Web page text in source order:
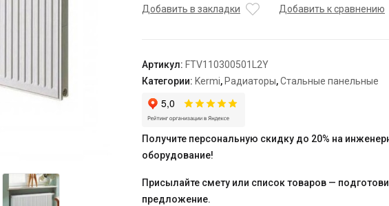
FTV
RAL
9016
(белый),
Kermi
Добавить в закладки Добавить к сравнению
Артикул: FTV110300501L2Y
Категории: Kermi, Радиаторы,Стальные панельные
Получите персональную скидку до 20% на
оборудование!
Присылайте смету или список товаров —
предложение.